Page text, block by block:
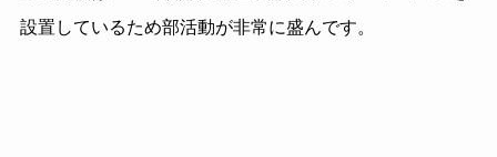
設置しているため部活動が非常に盛んです。